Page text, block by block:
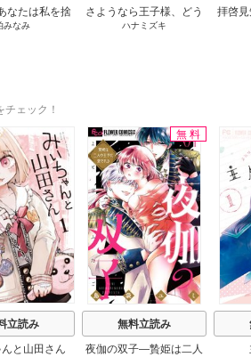
なたは私を捨
てる
みなみ
さようなら王子様、どう
か私のことは忘れてくだ
ハナミズキ
拝啓
婚
ェック！
立読み
と山田さん
無料
無料立読み
夜伽の双子―贄姫は二人